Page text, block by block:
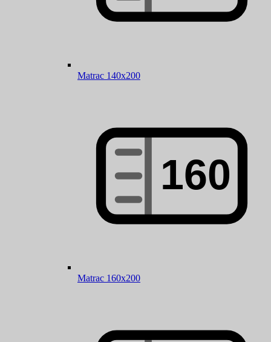
Matrac 140x200
Matrac 160x200